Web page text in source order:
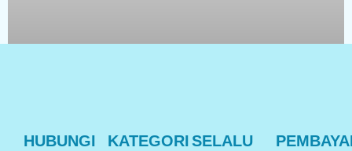
HUBUNGI
KATEGORISELALU